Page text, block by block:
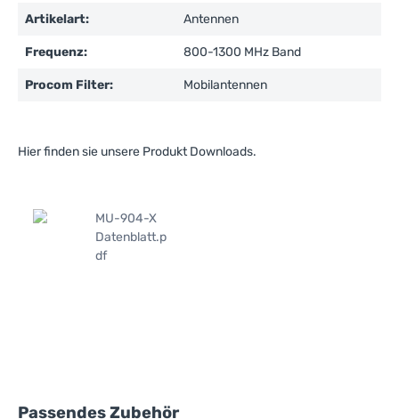
Artikelart: Antennen
Frequenz: 800-1300 MHz Band
Procom Filter: Mobilantennen
Hier finden sie unsere Produkt Downloads.
MU-904-X
Datenblatt.p
df
Produktgalerie überspringen
Passendes Zubehör